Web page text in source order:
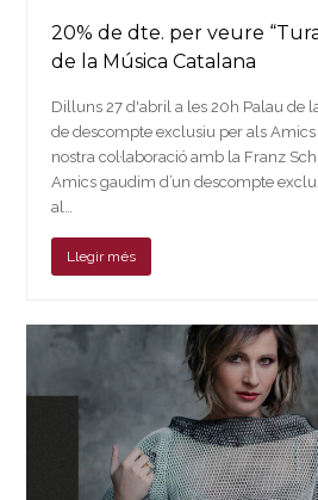
20% de dte. per veure
de la Música Catalana
Dilluns 27 d'abril a les 20h Palau de
de descompte exclusiu per als Amics
nostra col·laboració amb la Franz
Amics gaudim d’un descompte
al…
Llegir més